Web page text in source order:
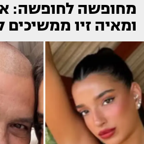
מחופשה לחופשה:
ומאיה זיו ממשיכים